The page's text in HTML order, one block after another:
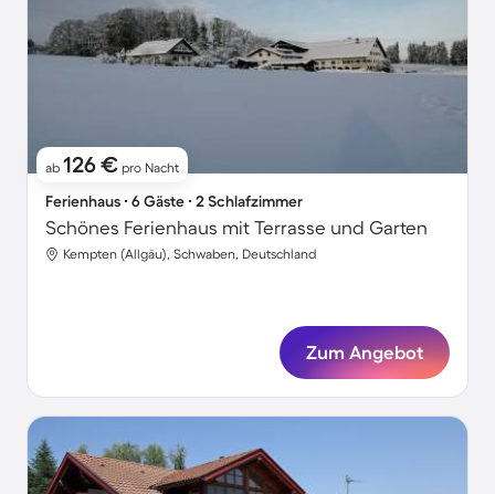
ab 126 € pro Nacht
Ferienhaus ∙ 6 Gäste ∙ 2 Schlafzimmer
Schönes Ferienhaus mit Terrasse und Garten
Kempten (Allgäu), Schwaben, Deutschland
Zum Angebot